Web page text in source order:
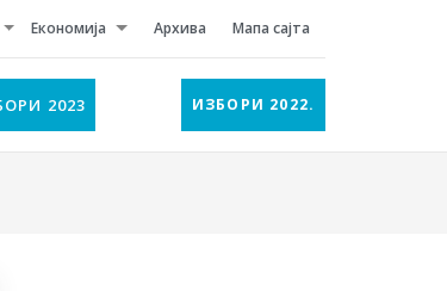
Економија Архива Мапа сајта
2023 ИЗБОРИ 2022.